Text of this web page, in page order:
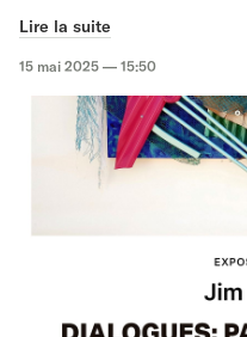
complexité du palimpseste
anniversaire de
remarquables vestiges du
65 minutes, version
Présenté à Arsenal Art
mercredi au dimanche de
Lire la suite
15 mai 2025 — 15:50